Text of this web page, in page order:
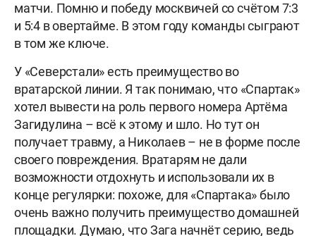
матчи. Помню и победу москвичей со счётом 7:3
и 5:4 в овертайме. В этом году команды сыграют
в том же ключе.
У «Северстали» есть преимущество во
вратарской линии. Я так понимаю, что «Спартак»
хотел вывести на роль первого номера Артёма
Загидулина – всё к этому и шло. Но тут он
получает травму, а Николаев – не в форме после
своего повреждения. Вратарям не дали
возможности отдохнуть и использовали их в
конце регулярки: похоже, для «Спартака» было
очень важно получить преимущество домашней
площадки. Думаю, что Зага начнёт серию, ведь